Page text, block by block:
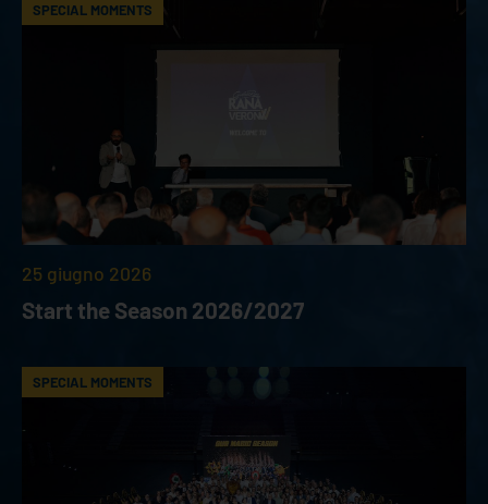
SPECIAL MOMENTS
25 giugno 2026
Start the Season 2026/2027
SPECIAL MOMENTS